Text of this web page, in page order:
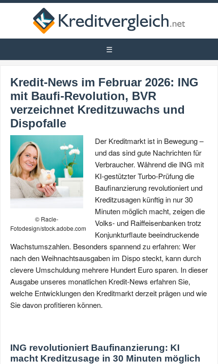
Kredit-News im Februar 2026: ING
mit Baufi-Revolution, BVR
verzeichnet Kreditzuwachs und
Dispofalle
© Racle-
Fotodesign/stock.adobe.com
Der Kreditmarkt ist in Bewegung –
und das sind gute Nachrichten für
Verbraucher. Während die ING mit
KI-gestützter Turbo-Prüfung die
Baufinanzierung revolutioniert und
Kreditzusagen künftig in nur 30
Minuten möglich macht, zeigen die
Volks- und Raiffeisenbanken trotz
Konjunkturflaute beeindruckende
Wachstumszahlen. Besonders spannend zu erfahren: Wer
nach den Weihnachtsausgaben im Dispo steckt, kann durch
clevere Umschuldung mehrere Hundert Euro sparen. In dieser
Ausgabe unseres monatlichen Kredit-News erfahren Sie,
welche Entwicklungen den Kreditmarkt derzeit prägen und wie
Sie davon profitieren können.
ING revolutioniert Baufinanzierung: KI
macht Kreditzusage in 30 Minuten möglich